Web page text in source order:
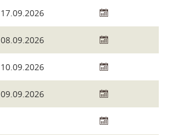
17.09.2026
08.09.2026
10.09.2026
09.09.2026